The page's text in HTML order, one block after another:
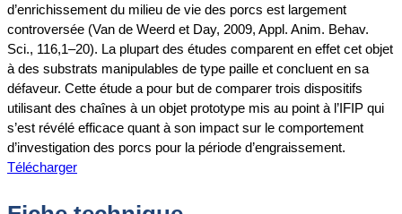
d’enrichissement du milieu de vie des porcs est largement
controversée (Van de Weerd et Day, 2009, Appl. Anim. Behav.
Sci., 116,1–20). La plupart des études comparent en effet cet objet
à des substrats manipulables de type paille et concluent en sa
défaveur. Cette étude a pour but de comparer trois dispositifs
utilisant des chaînes à un objet prototype mis au point à l’IFIP qui
s’est révélé efficace quant à son impact sur le comportement
d’investigation des porcs pour la période d’engraissement.
Télécharger